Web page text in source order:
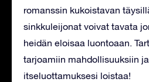
romanssin kukoistavan
sinkkuleijonat voivat tavata
heidän eloisaa luontoaan.
tarjoamiin mahdollisuuksiin
itseluottamuksesi loistaa!